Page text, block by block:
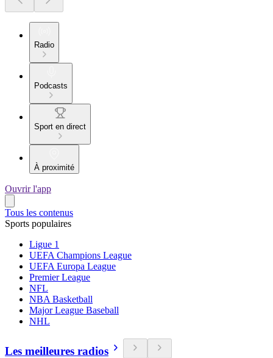
Radio
Podcasts
Sport en direct
À proximité
Ouvrir l'app
Tous les contenus
Sports populaires
Ligue 1
UEFA Champions League
UEFA Europa League
Premier League
NFL
NBA Basketball
Major League Baseball
NHL
Les meilleures radios